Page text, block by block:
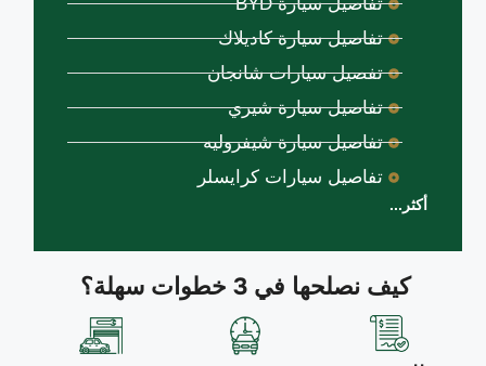
كيف نصلحها في 3 خطوات سهلة؟
تفاصيل سيارة كاديلاك
تفصيل سيارات شانجان
تفاصيل سيارة شيري
تفاصيل سيارة شيفروليه
تفاصيل سيارات كرايسلر
أكثر...